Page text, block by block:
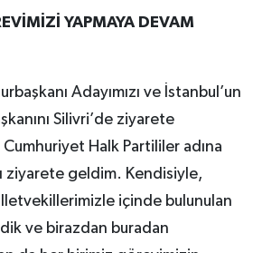
YAPMAYA DEVAM
Adayımızı ve İstanbul’un
Silivri’de ziyarete
Halk Partililer adına
ziyarete geldim. Kendisiyle,
içinde bulunulan
ve birazdan buradan